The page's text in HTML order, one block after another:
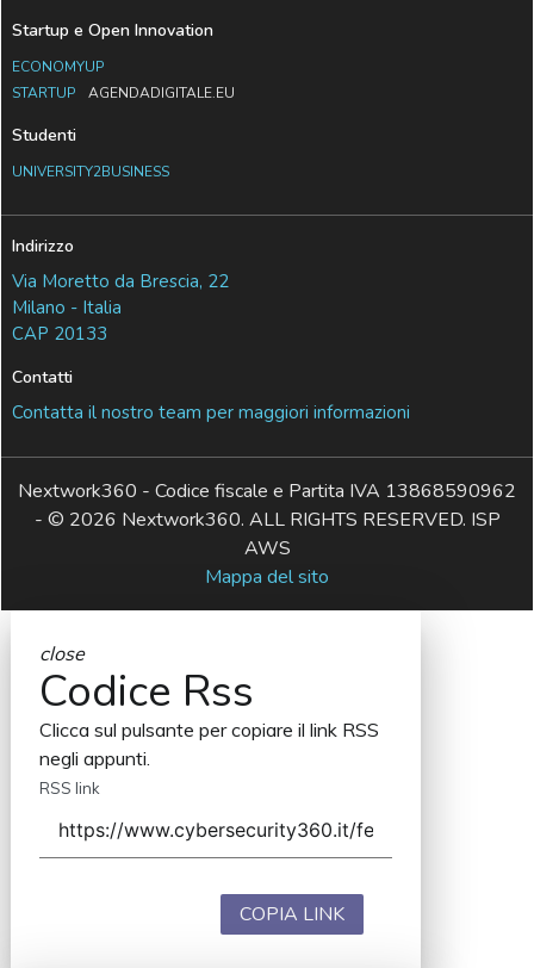
Startup e Open Innovation
ECONOMYUP
STARTUP
AGENDADIGITALE.EU
Studenti
UNIVERSITY2BUSINESS
Indirizzo
Via Moretto da Brescia, 22
Milano - Italia
CAP 20133
Contatti
Contatta il nostro team per maggiori informazioni
Nextwork360 - Codice fiscale e Partita IVA 13868590962
- © 2026 Nextwork360. ALL RIGHTS RESERVED. ISP
AWS
Mappa del sito
close
Codice Rss
Clicca sul pulsante per copiare il link RSS
negli appunti.
RSS link
COPIA LINK